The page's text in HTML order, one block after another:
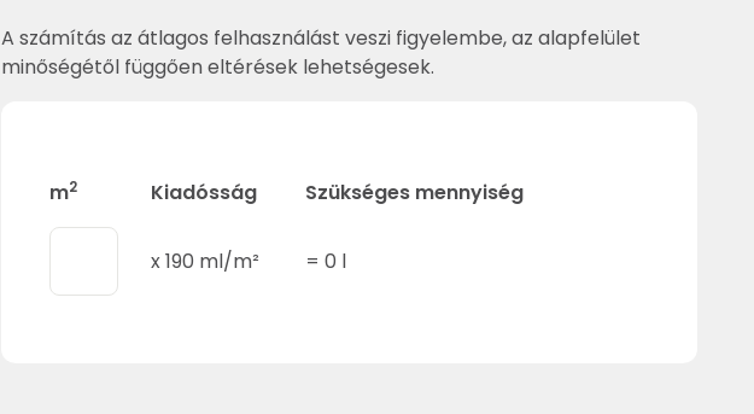
A számítás az átlagos felhasználást veszi figyelembe, az alapfelület
minőségétől függően eltérések lehetségesek.
m2 Kiadósság Szükséges mennyiség
x190 ml/m² =0 l